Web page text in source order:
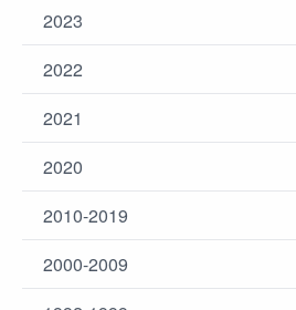
2023
2022
2021
2020
2010-2019
2000-2009